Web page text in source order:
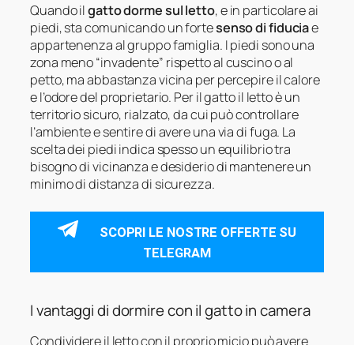
Quando ilgatto dorme sul letto, e in particolare ai
piedi, sta comunicando un fortesenso di fiduciae
appartenenza al gruppo famiglia. I piedi sono una
zona meno “invadente” rispetto al cuscino o al
petto, ma abbastanza vicina per percepire il calore
e l’odore del proprietario. Per il gatto il letto è un
territorio sicuro, rialzato, da cui può controllare
l’ambiente e sentire di avere una via di fuga. La
scelta dei piedi indica spesso un equilibrio tra
bisogno di vicinanza e desiderio di mantenere un
minimo di distanza di sicurezza.
SCOPRI LE NOSTRE OFFERTE SU
TELEGRAM
I vantaggi di dormire con il gatto in camera
Condividere il letto con il proprio micio può avere